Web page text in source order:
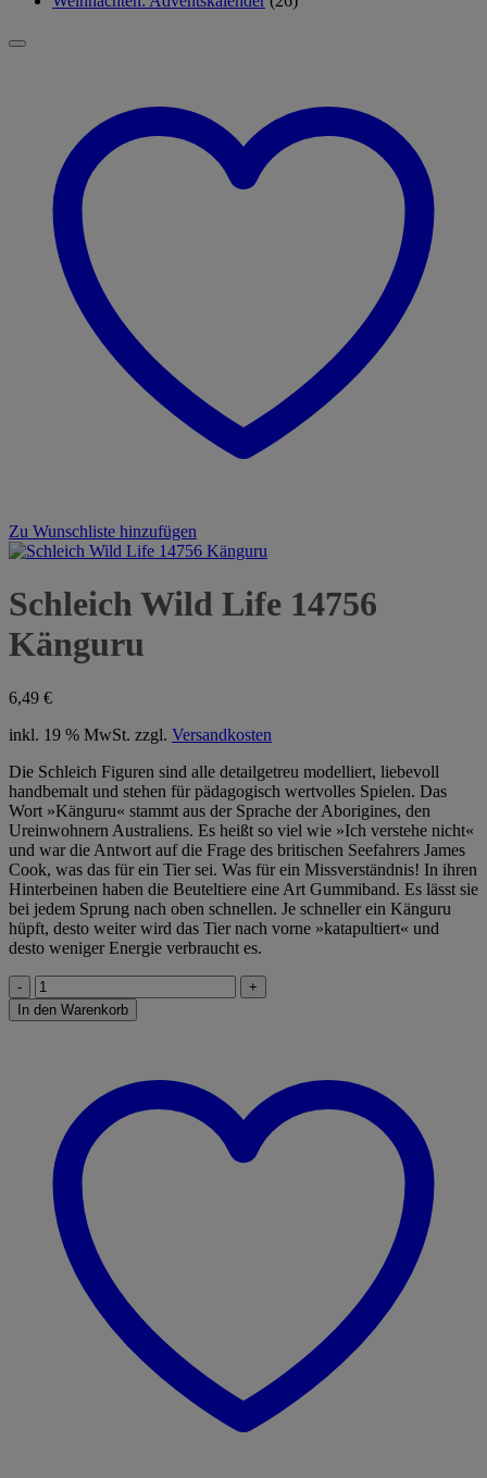
Zu Wunschliste hinzufügen
Schleich Wild Life 14756
Känguru
6,49 €
inkl. 19 % MwSt. zzgl. Versandkosten
Die Schleich Figuren sind alle detailgetreu modelliert, liebevoll
handbemalt und stehen für pädagogisch wertvolles Spielen. Das
Wort »Känguru« stammt aus der Sprache der Aborigines, den
Ureinwohnern Australiens. Es heißt so viel wie »Ich verstehe nicht«
und war die Antwort auf die Frage des britischen Seefahrers James
Cook, was das für ein Tier sei. Was für ein Missverständnis! In ihren
Hinterbeinen haben die Beuteltiere eine Art Gummiband. Es lässt sie
bei jedem Sprung nach oben schnellen. Je schneller ein Känguru
hüpft, desto weiter wird das Tier nach vorne »katapultiert« und
desto weniger Energie verbraucht es.
Schleich
Wild
Life
In den Warenkorb